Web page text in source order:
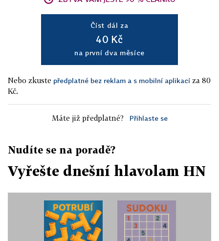
Číst dál za
40 Kč
na první dva měsíce
Nebo zkuste předplatné bez reklam a s mobilní aplikací za 80
Kč.
Máte již předplatné? Přihlaste se
Nudíte se na poradě?
Vyřešte dnešní hlavolam HN